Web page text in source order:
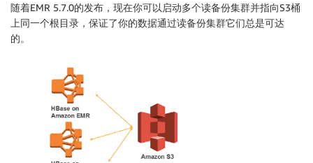
随着EMR 5.7.0的发布，现在你可以启动多个读备份集群并指向S3桶
上同一个根目录，保证了你的数据通过读备份集群它们总是可达
的。